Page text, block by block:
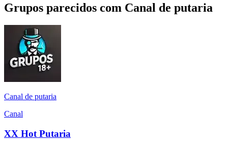
Grupos parecidos com Canal de putaria
Canal de putaria
Canal
XX Hot Putaria